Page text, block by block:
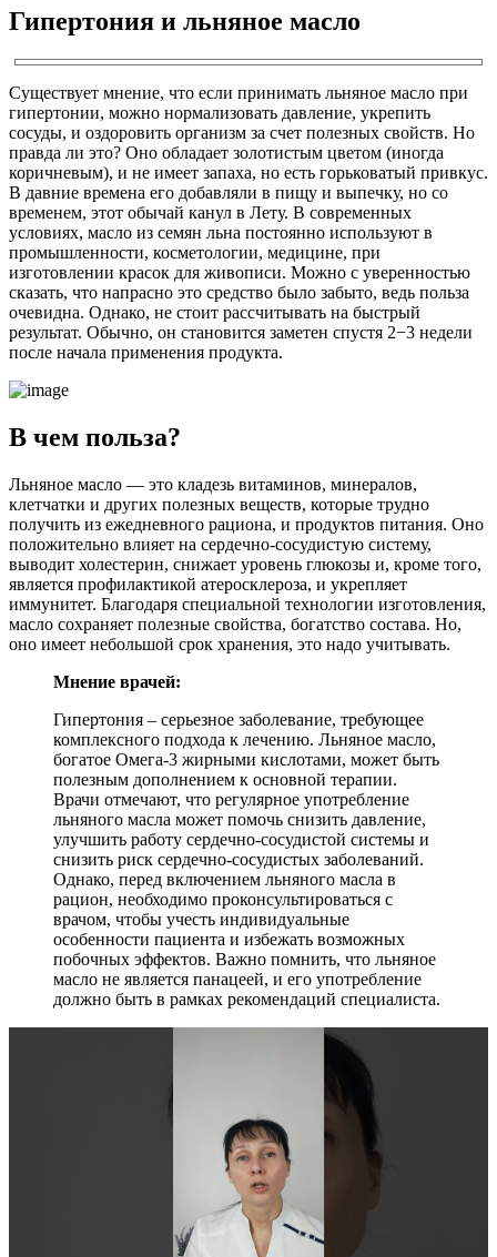
Гипертония и льняное масло
Существует мнение, что если принимать льняное масло при
гипертонии, можно нормализовать давление, укрепить
сосуды, и оздоровить организм за счет полезных свойств. Но
правда ли это? Оно обладает золотистым цветом (иногда
коричневым), и не имеет запаха, но есть горьковатый привкус.
В давние времена его добавляли в пищу и выпечку, но со
временем, этот обычай канул в Лету. В современных
условиях, масло из семян льна постоянно используют в
промышленности, косметологии, медицине, при
изготовлении красок для живописи. Можно с уверенностью
сказать, что напрасно это средство было забыто, ведь польза
очевидна. Однако, не стоит рассчитывать на быстрый
результат. Обычно, он становится заметен спустя 2−3 недели
после начала применения продукта.
В чем польза?
Льняное масло — это кладезь витаминов, минералов,
клетчатки и других полезных веществ, которые трудно
получить из ежедневного рациона, и продуктов питания. Оно
положительно влияет на сердечно-сосудистую систему,
выводит холестерин, снижает уровень глюкозы и, кроме того,
является профилактикой атеросклероза, и укрепляет
иммунитет. Благодаря специальной технологии изготовления,
масло сохраняет полезные свойства, богатство состава. Но,
оно имеет небольшой срок хранения, это надо учитывать.
Мнение врачей:
Гипертония – серьезное заболевание, требующее
комплексного подхода к лечению. Льняное масло,
богатое Омега-3 жирными кислотами, может быть
полезным дополнением к основной терапии.
Врачи отмечают, что регулярное употребление
льняного масла может помочь снизить давление,
улучшить работу сердечно-сосудистой системы и
снизить риск сердечно-сосудистых заболеваний.
Однако, перед включением льняного масла в
рацион, необходимо проконсультироваться с
врачом, чтобы учесть индивидуальные
особенности пациента и избежать возможных
побочных эффектов. Важно помнить, что льняное
масло не является панацеей, и его употребление
должно быть в рамках рекомендаций специалиста.